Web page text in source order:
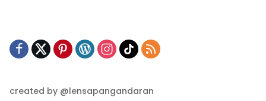
created by @lensapangandaran